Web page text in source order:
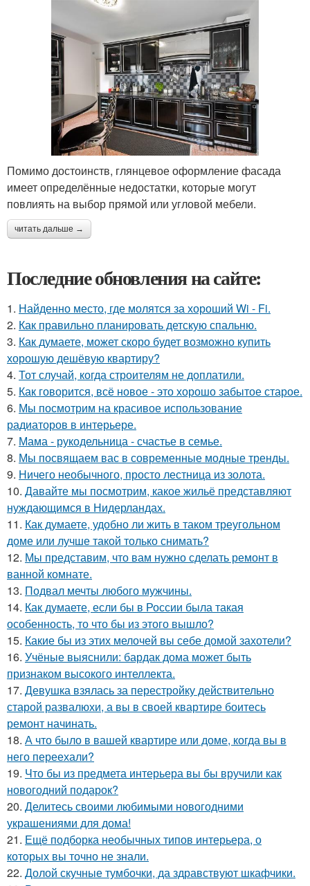
Помимо достоинств, глянцевое оформление фасада
имеет определённые недостатки, которые могут
повлиять на выбор прямой или угловой мебели.
читать дальше →
Последние обновления на сайте:
1. Найденно место, где молятся за хороший Wi - Fi.
2. Как правильно планировать детскую спальню.
3. Как думаете, может скоро будет возможно купить
хорошую дешёвую квартиру?
4. Тот случай, когда строителям не доплатили.
5. Как говорится, всё новое - это хорошо забытое старое.
6. Мы посмотрим на красивое использование
радиаторов в интерьере.
7. Мама - рукодельница - счастье в семье.
8. Мы посвящаем вас в современные модные тренды.
9. Ничего необычного, просто лестница из золота.
10. Давайте мы посмотрим, какое жильё представляют
нуждающимся в Нидерландах.
11. Как думаете, удобно ли жить в таком треугольном
доме или лучше такой только снимать?
12. Мы представим, что вам нужно сделать ремонт в
ванной комнате.
13. Подвал мечты любого мужчины.
14. Как думаете, если бы в России была такая
особенность, то что бы из этого вышло?
15. Какие бы из этих мелочей вы себе домой захотели?
16. Учёные выяснили: бардак дома может быть
признаком высокого интеллекта.
17. Девушка взялась за перестройку действительно
старой развалюхи, а вы в своей квартире боитесь
ремонт начинать.
18. А что было в вашей квартире или доме, когда вы в
него переехали?
19. Что бы из предмета интерьера вы бы вручили как
новогодний подарок?
20. Делитесь своими любимыми новогодними
украшениями для дома!
21. Ещё подборка необычных типов интерьера, о
которых вы точно не знали.
22. Долой скучные тумбочки, да здравствуют шкафчики.